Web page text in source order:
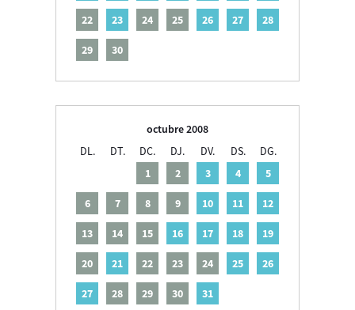
22 23 24 25 26 27 28
29 30
octubre 2008
DL.
DT. DC. DJ. DV. DS.
DG.
1
2 3 4 5
6 7 8 9 10 11 12
13 14 15 16 17 18 19
20 21 22 23 24 25 26
27 28 29 30 31